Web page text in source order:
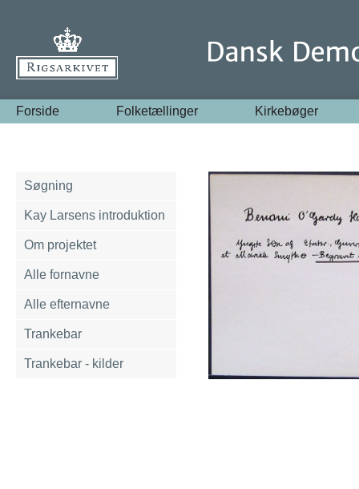
Forside Folketællinger Kirkebøger
Søgning
Kay Larsens introduktion
Om projektet
Alle fornavne
Alle efternavne
Trankebar
Trankebar - kilder